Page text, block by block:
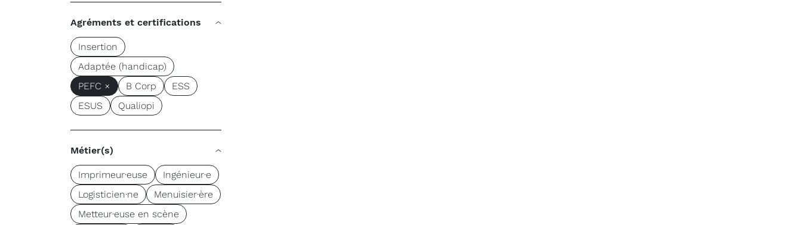
Agréments et certifications
Insertion
Adaptée (handicap)
PEFC ×
B Corp
ESS
ESUS
Qualiopi
Métier(s)
Imprimeur·euse
Ingénieur·e
Logisticien·ne
Menuisier·ère
Metteur·euse en scène